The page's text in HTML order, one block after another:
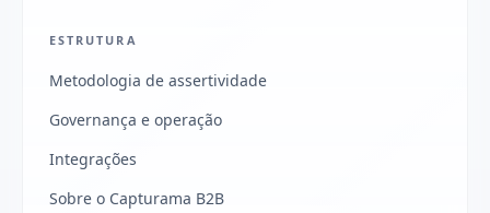
ESTRUTURA
Metodologia de assertividade
Governança e operação
Integrações
Sobre o Capturama B2B